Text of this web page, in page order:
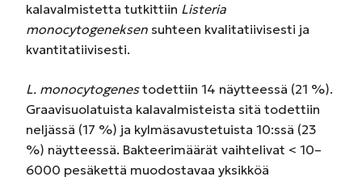
kalavalmistetta tutkittiin Listeria
monocytogeneksen suhteen kvalitatiivisesti ja
kvantitatiivisesti.
L. monocytogenestodettiin 14 näytteessä (21 %).
Graavisuolatuista kalavalmisteista sitä todettiin
neljässä (17 %) ja kylmäsavustetuista 10:ssä (23
%) näytteessä. Bakteerimäärät vaihtelivat < 10–
6000 pesäkettä muodostavaa yksikköä